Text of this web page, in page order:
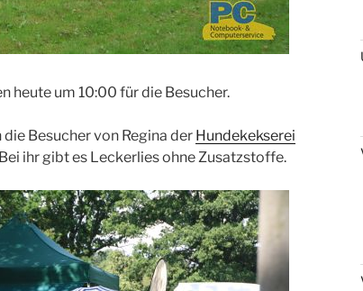
heute um 10:00 für die Besucher.
Besucher von Regina der Hundekekserei
ihr gibt es Leckerlies ohne Zusatzstoffe.